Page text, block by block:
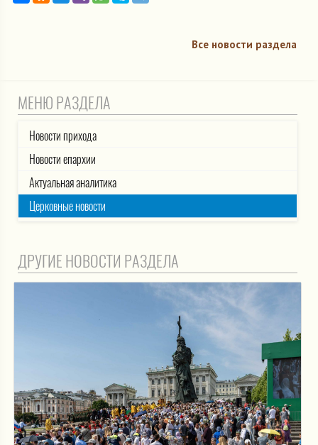
Все новости раздела
МЕНЮ РАЗДЕЛА
Новости прихода
Новости епархии
Актуальная аналитика
Церковные новости
ДРУГИЕ НОВОСТИ РАЗДЕЛА